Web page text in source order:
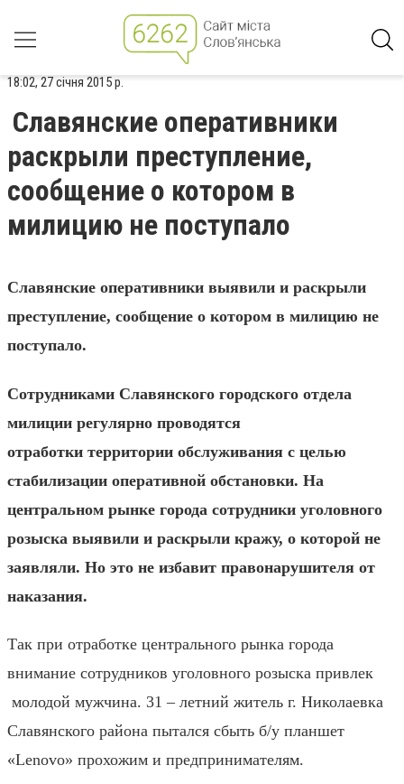
18:02, 27 січня 2015 р.
Славянские оперативники
раскрыли преступление,
сообщение о котором в
милицию не поступало
Славянские оперативники выявили и раскрыли
преступление, сообщение о котором в милицию не
поступало.
Сотрудниками Славянского городского отдела
милиции регулярно проводятся
отработки территории обслуживания с целью
стабилизации оперативной обстановки. На
центральном рынке города сотрудники уголовного
розыска выявили и раскрыли кражу, о которой не
заявляли. Но это не избавит правонарушителя от
наказания.
Так при отработке центрального рынка города
внимание сотрудников уголовного розыска привлек
молодой мужчина. 31 – летний житель г. Николаевка
Славянского района пытался сбыть б/у планшет
«Lenovo» прохожим и предпринимателям.